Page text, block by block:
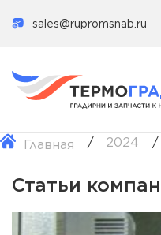
sales@rupromsnab.ru
Главная 2024
Статьи